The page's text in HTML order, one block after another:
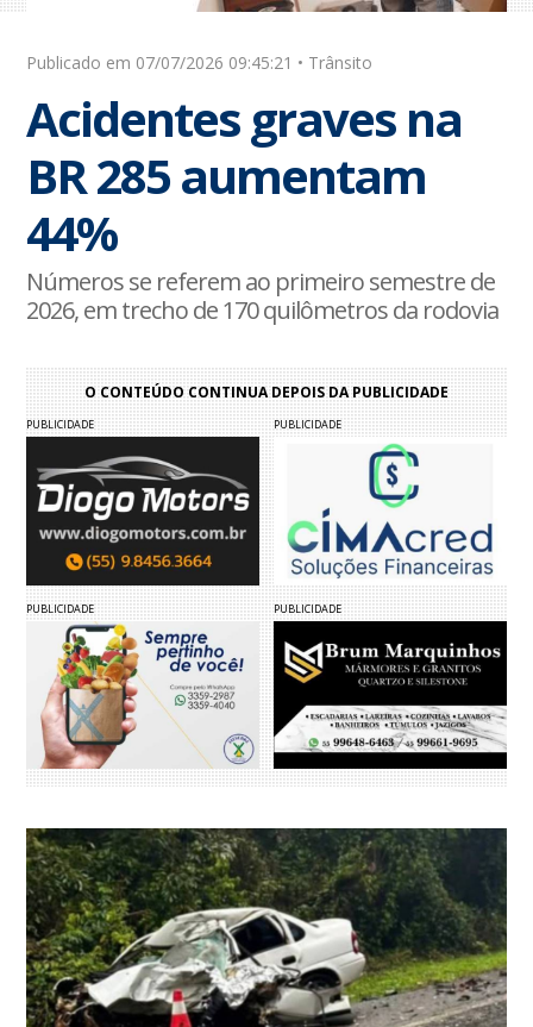
Publicado em 07/07/2026 09:45:21 • Trânsito
Acidentes graves na
BR 285 aumentam
44%
Números se referem ao primeiro semestre de
2026, em trecho de 170 quilômetros da rodovia
O CONTEÚDO CONTINUA DEPOIS DA PUBLICIDADE
PUBLICIDADE PUBLICIDADE
PUBLICIDADE PUBLICIDADE